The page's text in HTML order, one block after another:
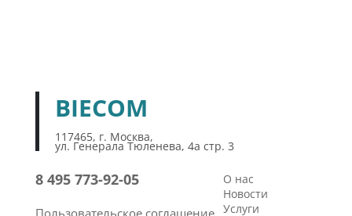
BIECOM
117465, г. Москва,
ул. Генерала Тюленева, 4а стр. 3
8 495 773-92-05
Пользовательское соглашение
О нас
Новости
Услуги